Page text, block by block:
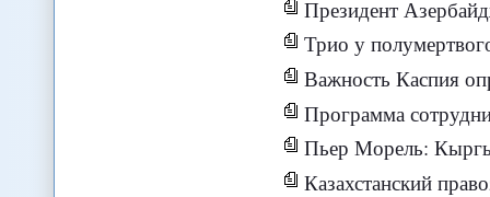
Президент
Трио у
Важность Каспия
Программа сотрудничества
Пьер Морель:
Казахстанский